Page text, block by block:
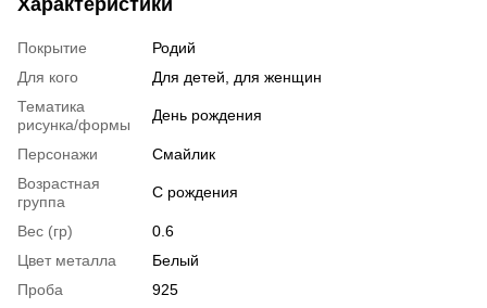
Покрытие
Родий
Для кого
Для детей, для женщин
Тематика
рисунка/формы
День рождения
Персонажи
Смайлик
Возрастная
группа
С рождения
Вес (гр)
0.6
Цвет металла
Белый
Проба
925